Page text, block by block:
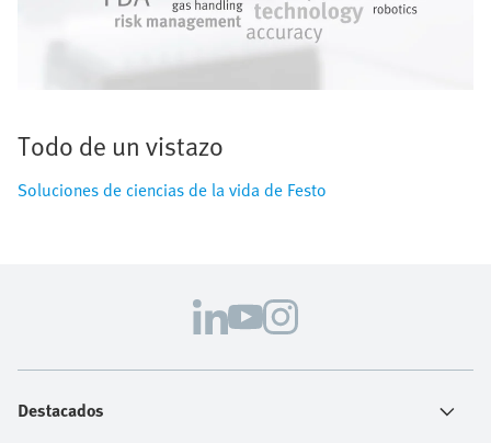
Todo de un vistazo
Soluciones de ciencias de la vida de Festo
Destacados